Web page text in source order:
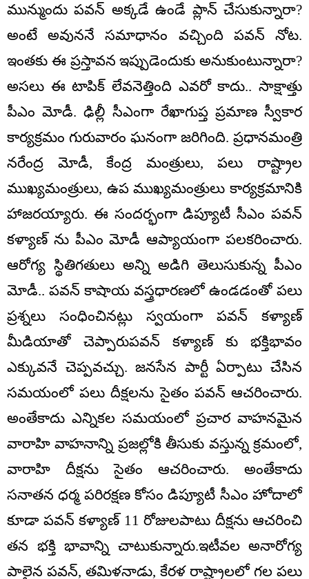
మున్ముందు పవన్ అక్కడే ఉండే ప్లాన్ చేసుకున్నారా?
అంటే అవుననే సమాధానం వచ్చింది పవన్ నోట.
ఇంతకు ఈ ప్రస్తావన ఇప్పుడెందుకు అనుకుంటున్నారా?
అసలు ఈ టాపిక్ లేవనెత్తింది ఎవరో కాదు.. సాక్షాత్తు
పీఎం మోడీ. ఢిల్లీ సీఎంగా రేఖాగుప్త ప్రమాణ స్వీకార
కార్యక్రమం గురువారం ఘనంగా జరిగింది. ప్రధానమంత్రి
నరేంద్ర మోడీ, కేంద్ర మంత్రులు, పలు రాష్ట్రాల
ముఖ్యమంత్రులు, ఉప ముఖ్యమంత్రులు కార్యక్రమానికి
హాజరయ్యారు. ఈ సందర్భంగా డిప్యూటీ సీఎం పవన్
కళ్యాణ్ ను పీఎం మోడీ ఆప్యాయంగా పలకరించారు.
ఆరోగ్య స్థితిగతులు అన్ని అడిగి తెలుసుకున్న పీఎం
మోడీ.. పవన్ కాషాయ వస్త్రధారణలో ఉండడంతో పలు
ప్రశ్నలు సంధించినట్లు స్వయంగా పవన్ కళ్యాణ్
మీడియాతో చెప్పారుపవన్ కళ్యాణ్ కు భక్తిభావం
ఎక్కువనే చెప్పవచ్చు. జనసేన పార్టీ ఏర్పాటు చేసిన
సమయంలో పలు దీక్షలను సైతం పవన్ ఆచరించారు.
అంతేకాదు ఎన్నికల సమయంలో ప్రచార వాహనమైన
వారాహి వాహనాన్ని ప్రజల్లోకి తీసుకు వస్తున్న క్రమంలో,
వారాహి దీక్షను సైతం ఆచరించారు. అంతేకాదు
సనాతన ధర్మ పరిరక్షణ కోసం డిప్యూటీ సీఎం హోదాలో
కూడా పవన్ కళ్యాణ్ 11 రోజులపాటు దీక్షను ఆచరించి
తన భక్తి భావాన్ని చాటుకున్నారు.ఇటీవల అనారోగ్య
పాలైన పవన్, తమిళనాడు, కేరళ రాష్ట్రాలలో గల పలు